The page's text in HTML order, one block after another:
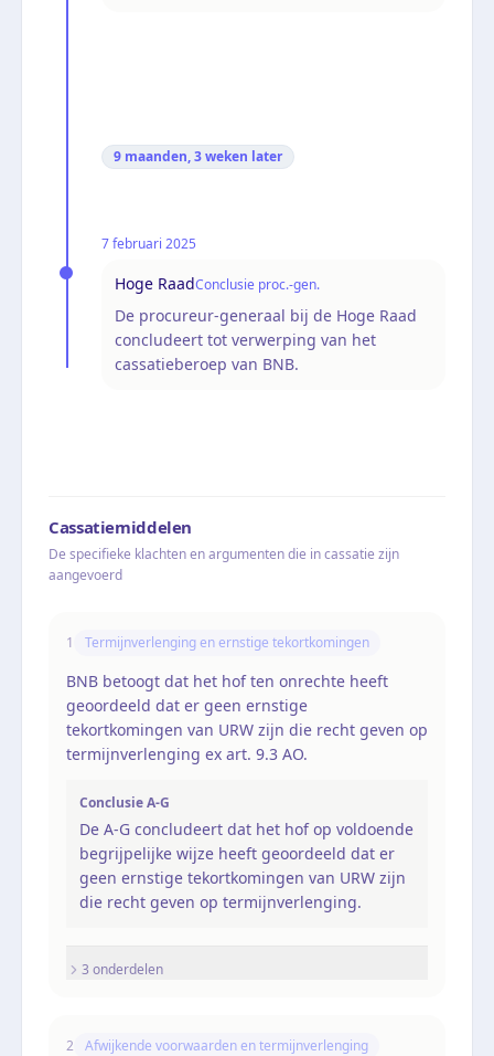
9 maanden, 3 weken later
7 februari 2025
Hoge RaadConclusie proc.-gen.
De procureur-generaal bij de Hoge Raad
concludeert tot verwerping van het
cassatieberoep van BNB.
Cassatiemiddelen
De specifieke klachten en argumenten die in cassatie zijn
aangevoerd
1 Termijnverlenging en ernstige tekortkomingen
BNB betoogt dat het hof ten onrechte heeft
geoordeeld dat er geen ernstige
tekortkomingen van URW zijn die recht geven op
termijnverlenging ex art. 9.3 AO.
Conclusie A-G
De A-G concludeert dat het hof op voldoende
begrijpelijke wijze heeft geoordeeld dat er
geen ernstige tekortkomingen van URW zijn
die recht geven op termijnverlenging.
3 onderdelen
2 Afwijkende voorwaarden en termijnverlenging